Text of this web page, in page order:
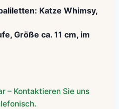
Katze Whimsy,
Größe ca. 11 cm, im
– Kontaktieren Sie uns